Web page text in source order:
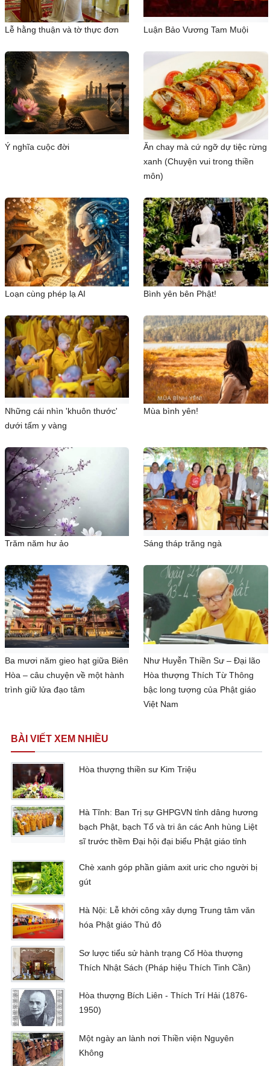
Lễ hằng thuận và tờ thực đơn Luận Bảo Vương Tam Muội
Ý nghĩa cuộc đời
Ăn chay mà cứ ngỡ dự tiệc rừng
xanh (Chuyện vui trong thiền
môn)
Loạn cùng phép lạ AI Bình yên bên Phật!
Những cái nhìn 'khuôn thước'
dưới tấm y vàng
Mùa bình yên!
Trăm năm hư ảo Sáng tháp trăng ngà
Ba mươi năm gieo hạt giữa Biên
Hòa – câu chuyện về một hành
trình giữ lửa đạo tâm
Như Huyễn Thiền Sư – Đại lão
Hòa thượng Thích Từ Thông
bậc long tượng của Phật giáo
Việt Nam
BÀI VIẾT XEM NHIỀU
Hòa thượng thiền sư Kim Triệu
Hà Tĩnh: Ban Trị sự GHPGVN tỉnh dâng hương
bạch Phật, bạch Tổ và tri ân các Anh hùng Liệt
sĩ trước thềm Đại hội đại biểu Phật giáo tỉnh
Chè xanh góp phần giảm axit uric cho người bị
gút
Hà Nội: Lễ khởi công xây dựng Trung tâm văn
hóa Phật giáo Thủ đô
Sơ lược tiểu sử hành trạng Cố Hòa thượng
Thích Nhật Sách (Pháp hiệu Thích Tinh Cần)
Hòa thượng Bích Liên - Thích Trí Hải (1876-
1950)
Một ngày an lành nơi Thiền viện Nguyên
Không